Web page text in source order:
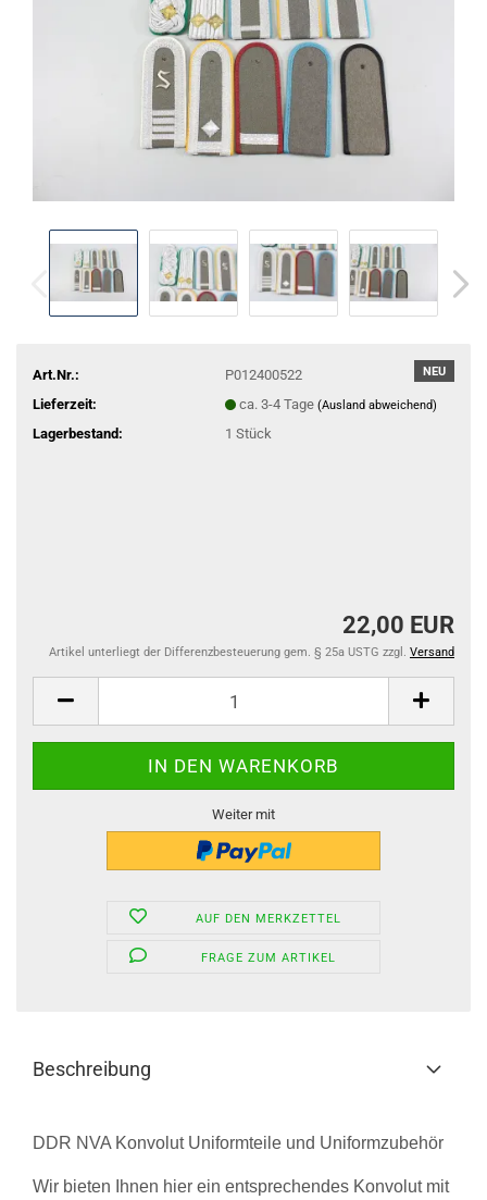
NEU
Art.Nr.:
P012400522
Lieferzeit:
ca. 3-4 Tage (Ausland abweichend)
Lagerbestand: 1 Stück
22,00 EUR
Artikel unterliegt der Differenzbesteuerung gem. § 25a USTG zzgl. Versand
Weiter mit
AUF DEN MERKZETTEL
FRAGE ZUM ARTIKEL
Beschreibung
DDR NVA Konvolut Uniformteile und Uniformzubehör
Wir bieten Ihnen hier ein entsprechendes Konvolut mit